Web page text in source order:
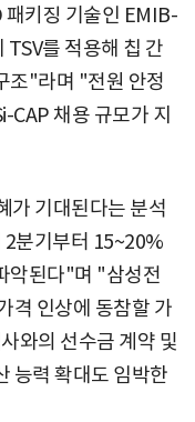
패키징 기술인 EMIB-
를 적용해 칩 간
조"라며 "전원 안정
CAP 채용 규모가 지
가 기대된다는 분석
2분기부터 15~20%
악된다"며 "삼성전
격 인상에 동참할 가
와의 선수금 계약 및
능력 확대도 임박한